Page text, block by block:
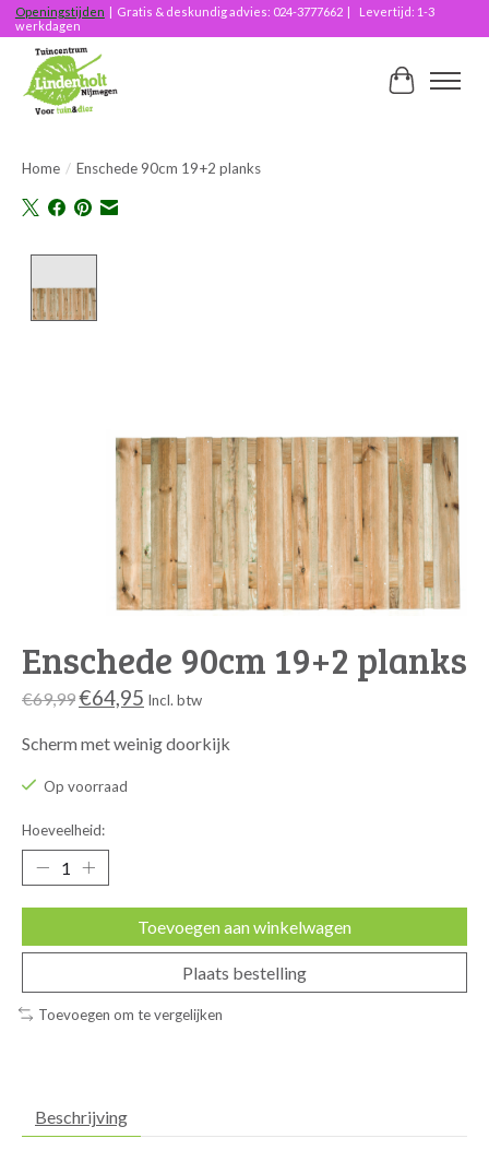
Openingstijden | Gratis & deskundig advies: 024-3777662 | Levertijd: 1-3
werkdagen
Home / Enschede 90cm 19+2 planks
Enschede 90cm 19+2 planks
€69,99€64,95 Incl. btw
Scherm met weinig doorkijk
Op voorraad
Hoeveelheid:
Toevoegen aan winkelwagen
Plaats bestelling
Toevoegen om te vergelijken
Beschrijving